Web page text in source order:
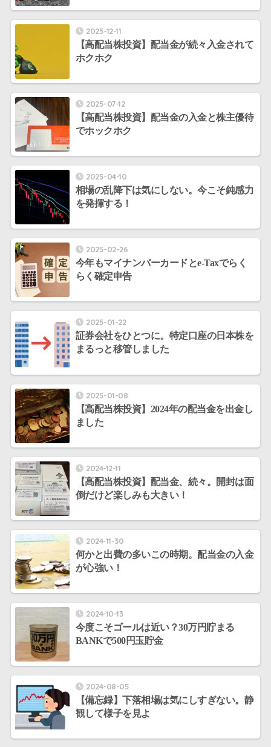
2025-12-11
【高配当株投資】配当金が続々入金されて
ホクホク
2025-07-12
【高配当株投資】配当金の入金と株主優待
でホックホク
2025-04-10
相場の乱降下は気にしない。今こそ鈍感力
を発揮する！
2025-02-26
今年もマイナンバーカードとe-Taxでらく
らく確定申告
2025-01-22
証券会社をひとつに。特定口座の日本株を
まるっと移管しました
2025-01-08
【高配当株投資】2024年の配当金を出金し
ました
2024-12-11
【高配当株投資】配当金、続々。開封は面
倒だけど楽しみも大きい！
2024-11-30
何かと出費の多いこの時期。配当金の入金
が心強い！
2024-10-13
今度こそゴールは近い？30万円貯まる
BANKで500円玉貯金
2024-08-05
【備忘録】下落相場は気にしすぎない。静
観して様子を見よ